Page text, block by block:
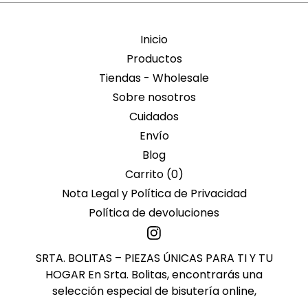
Inicio
Productos
Tiendas - Wholesale
Sobre nosotros
Cuidados
Envío
Blog
Carrito (0)
Nota Legal y Política de Privacidad
Política de devoluciones
SRTA. BOLITAS – PIEZAS ÚNICAS PARA TI Y TU
HOGAR En Srta. Bolitas, encontrarás una
selección especial de bisutería online,